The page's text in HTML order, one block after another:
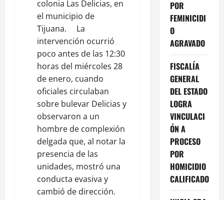
colonia Las Delicias, en
el municipio de
Tijuana. La
intervención ocurrió
poco antes de las 12:30
horas del miércoles 28
de enero, cuando
oficiales circulaban
sobre bulevar Delicias y
observaron a un
hombre de complexión
delgada que, al notar la
presencia de las
unidades, mostró una
conducta evasiva y
cambió de dirección.
POR
FEMINICIDI
O
AGRAVADO
FISCALÍA
GENERAL
DEL ESTADO
LOGRA
VINCULACI
ÓN A
PROCESO
POR
HOMICIDIO
CALIFICADO